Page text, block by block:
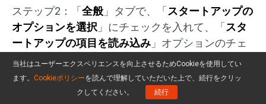
ステップ2：「 全般 」タブで、「 スタートアップの
オプションを選択 」にチェックを入れて、「 スタ
ートアップの項目を読み込み 」オプションのチェ
ックを外して続行します。
当社はユーザーエクスペリエンスを向上させるためCookieを使用してい
ます。 Cookieポリシーを読んで理解していただいた上で、続行をクリッ
クしてください。
続行